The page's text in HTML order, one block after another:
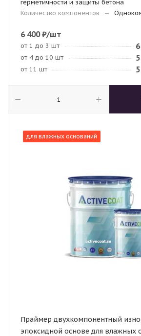
герметичности и защиты бетона
Количество компонентов
—
6 400₽/шт
от 1 до 3 шт
от 4 до 10 шт
от 11 шт
для влажных оснований
Праймер двухкомпонентный
эпоксидной основе для влажных